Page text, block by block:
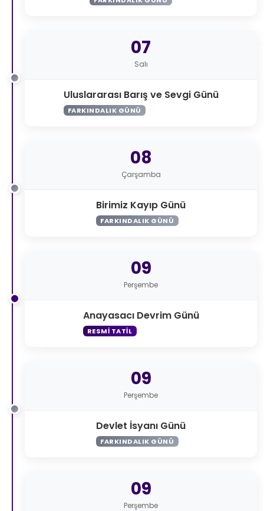
07
Salı
Uluslararası Barış ve Sevgi Günü
FARKINDALIK GÜNÜ
08
Çarşamba
Birimiz Kayıp Günü
FARKINDALIK GÜNÜ
09
Perşembe
Anayasacı Devrim Günü
RESMI TATIL
09
Perşembe
Devlet İsyanı Günü
FARKINDALIK GÜNÜ
09
Perşembe